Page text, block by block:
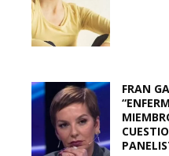
FRAN